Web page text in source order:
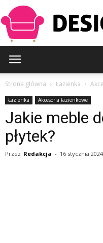
Strona główna Łazienka
Łazienka Akcesoria łazienkowe
Jakie meble
płytek?
Przez Redakcja - 16 stycznia 2024